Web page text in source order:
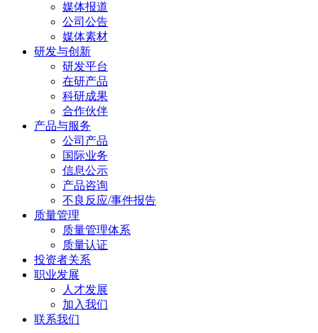
媒体报道
公司公告
媒体素材
研发与创新
研发平台
在研产品
科研成果
合作伙伴
产品与服务
公司产品
国际业务
信息公示
产品咨询
不良反应/事件报告
质量管理
质量管理体系
质量认证
投资者关系
职业发展
人才发展
加入我们
联系我们